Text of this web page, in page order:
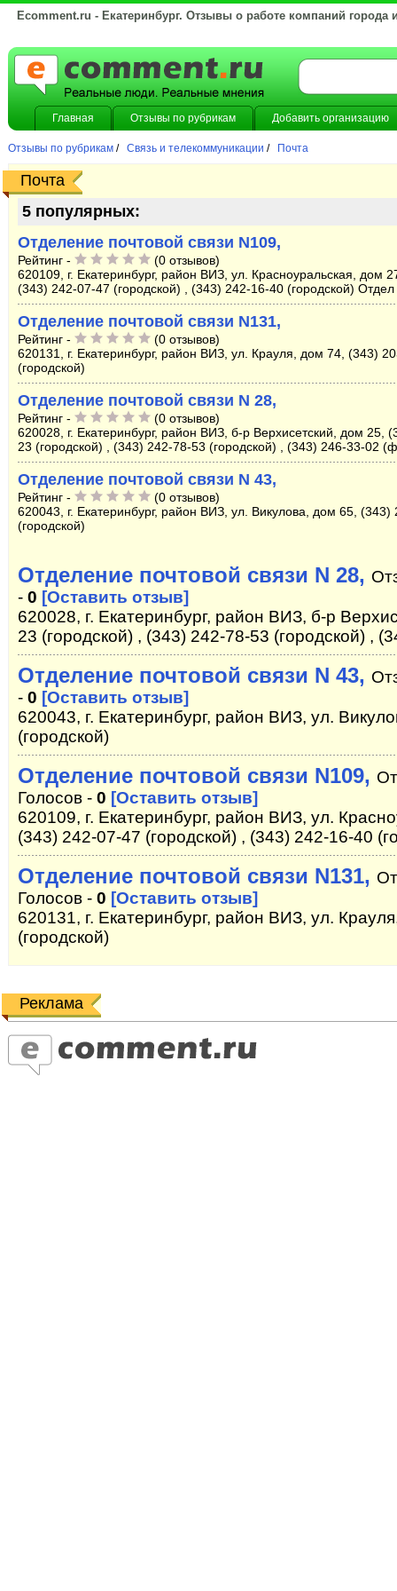
Ecomment.ru - Екатеринбург. Отзывы о работе компаний города
Главная Отзывы по рубрикам Добавить организацию
Отзывы по рубрикам / Связь и телекоммуникации / Почта
Почта
5 популярных:
Отделение почтовой связи N109,
Рейтинг -
(0 отзывов)
620109, г. Екатеринбург, район ВИЗ, ул. Красноуральская, дом
(343) 242-07-47 (городской) , (343) 242-16-40 (городской) Отдел
Отделение почтовой связи N131,
Рейтинг -
(0 отзывов)
620131, г. Екатеринбург, район ВИЗ, ул. Крауля, дом 74, (343)
(городской)
Отделение почтовой связи N 28,
Рейтинг -
(0 отзывов)
620028, г. Екатеринбург, район ВИЗ, б-р Верхисетский, дом 25,
23 (городской) , (343) 242-78-53 (городской) , (343) 246-33-02
Отделение почтовой связи N 43,
Рейтинг -
(0 отзывов)
620043, г. Екатеринбург, район ВИЗ, ул. Викулова, дом 65, (343)
(городской)
Отделение почтовой связи N 28,
- 0 [Оставить отзыв]
620028, г. Екатеринбург, район ВИЗ, б-р
23 (городской) , (343) 242-78-53 (городской) ,
Отделение почтовой связи N 43,
- 0 [Оставить отзыв]
620043, г. Екатеринбург, район ВИЗ, ул.
(городской)
Отделение почтовой связи N109,
Голосов - 0 [Оставить отзыв]
620109, г. Екатеринбург, район ВИЗ, ул.
(343) 242-07-47 (городской) , (343) 242-16-40
Отделение почтовой связи N131,
Голосов - 0 [Оставить отзыв]
620131, г. Екатеринбург, район ВИЗ, ул.
(городской)
Реклама